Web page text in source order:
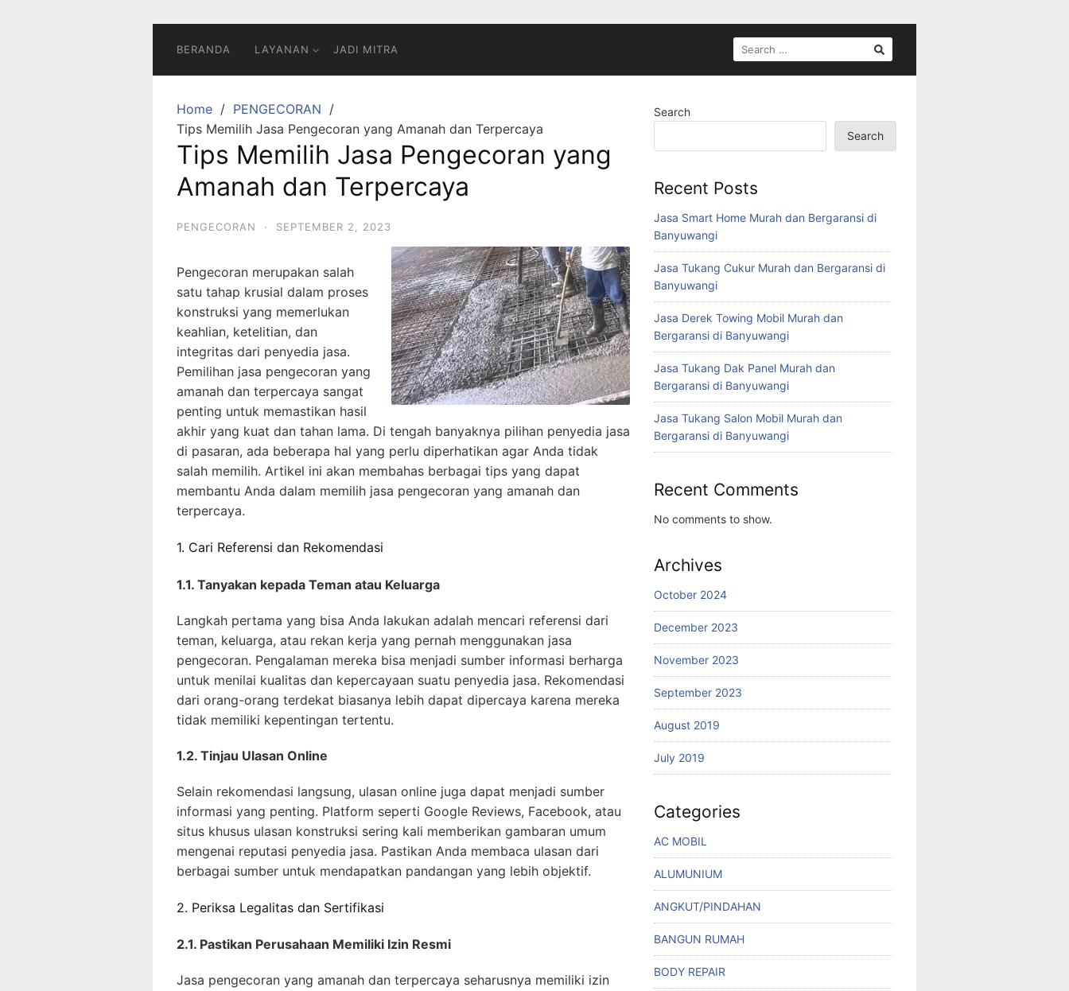
BERANDA LAYANAN JADI MITRA
Home
PENGECORAN
Tips Memilih Jasa Pengecoran yang Amanah dan Terpercaya
Tips Memilih Jasa Pengecoran yang
Amanah dan Terpercaya
PENGECORAN · SEPTEMBER 2, 2023
Pengecoran merupakan salah
satu tahap krusial dalam proses
konstruksi yang memerlukan
keahlian, ketelitian, dan
integritas dari penyedia jasa.
Pemilihan jasa pengecoran yang
amanah dan terpercaya sangat
penting untuk memastikan hasil
akhir yang kuat dan tahan lama. Di tengah banyaknya pilihan penyedia jasa
di pasaran, ada beberapa hal yang perlu diperhatikan agar Anda tidak
salah memilih. Artikel ini akan membahas berbagai tips yang dapat
membantu Anda dalam memilih jasa pengecoran yang amanah dan
terpercaya.
1. Cari Referensi dan Rekomendasi
1.1. Tanyakan kepada Teman atau Keluarga
Langkah pertama yang bisa Anda lakukan adalah mencari referensi dari
teman, keluarga, atau rekan kerja yang pernah menggunakan jasa
pengecoran. Pengalaman mereka bisa menjadi sumber informasi berharga
untuk menilai kualitas dan kepercayaan suatu penyedia jasa. Rekomendasi
dari orang-orang terdekat biasanya lebih dapat dipercaya karena mereka
tidak memiliki kepentingan tertentu.
1.2. Tinjau Ulasan Online
Selain rekomendasi langsung, ulasan online juga dapat menjadi sumber
informasi yang penting. Platform seperti Google Reviews, Facebook, atau
situs khusus ulasan konstruksi sering kali memberikan gambaran umum
mengenai reputasi penyedia jasa. Pastikan Anda membaca ulasan dari
berbagai sumber untuk mendapatkan pandangan yang lebih objektif.
2. Periksa Legalitas dan Sertifikasi
2.1. Pastikan Perusahaan Memiliki Izin Resmi
Jasa pengecoran yang amanah dan terpercaya seharusnya memiliki izin
Search
Search
Recent Posts
Jasa Smart Home Murah dan Bergaransi di
Banyuwangi
Jasa Tukang Cukur Murah dan Bergaransi di
Banyuwangi
Jasa Derek Towing Mobil Murah dan
Bergaransi di Banyuwangi
Jasa Tukang Dak Panel Murah dan
Bergaransi di Banyuwangi
Jasa Tukang Salon Mobil Murah dan
Bergaransi di Banyuwangi
Recent Comments
No comments to show.
Archives
October 2024
December 2023
November 2023
September 2023
August 2019
July 2019
Categories
AC MOBIL
ALUMUNIUM
ANGKUT/PINDAHAN
BANGUN RUMAH
BODY REPAIR